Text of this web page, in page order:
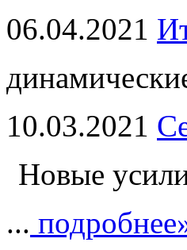
06.04.2021
10.03.2021
Новые
...